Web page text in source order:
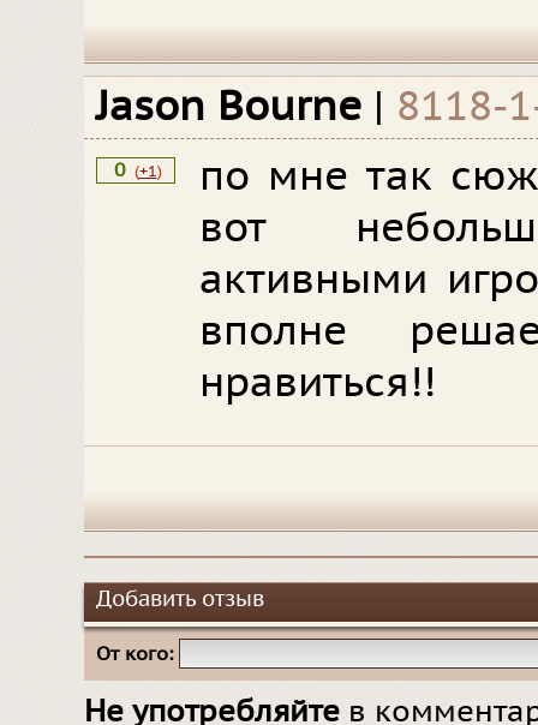
Jason Bourne | 8118-
0 (+1)
по мне так
вот
активными
вполне
нравиться!!
Добавить отзыв
От кого:
Не употребляйте в